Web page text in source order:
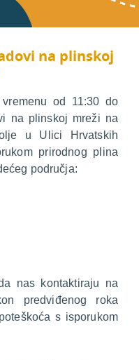
na plinskoj
od 11:30 do
na plinskoj mreži na
u Ulici Hrvatskih
prirodnog plina
područja:
nas kontaktiraju na
predviđenog roka
s isporukom